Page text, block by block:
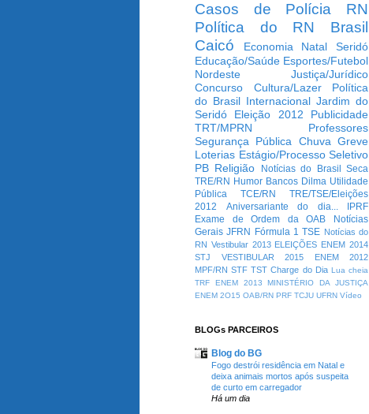
Casos de Polícia
RN
Política do RN
Brasil
Caicó
Economia Natal
Seridó
Educação/Saúde Esportes/Futebol
Nordeste
Justiça/Jurídico
Concurso
Cultura/Lazer
Política
do Brasil Internacional Jardim do
Seridó
Eleição 2012
Publicidade
TRT/MPRN
Professores
Segurança Pública Chuva Greve
Loterias Estágio/Processo Seletivo
PB Religião Notícias do Brasil
Seca
TRE/RN Humor Bancos Dilma Utilidade
Pública
TCE/RN
TRE/TSE/Eleições
2012
Aniversariante do dia...
IPRF
Exame de Ordem da OAB
Notícias
Gerais JFRN Fórmula 1 TSE Notícias do
RN Vestibular 2013 ELEIÇÕES ENEM 2014
STJ
VESTIBULAR 2015
ENEM 2012
MPF/RN STF TST Charge do Dia Lua cheia
TRF
ENEM 2013
MINISTÉRIO DA JUSTIÇA
ENEM 2O15 OAB/RN PRF TCJU UFRN Vídeo
BLOGs PARCEIROS
Blog do BG
Fogo destrói residência em Natal e
deixa animais mortos após suspeita
de curto em carregador
Há um dia